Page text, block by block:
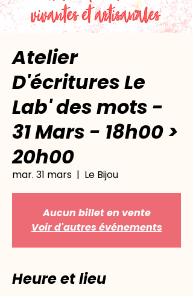
Atelier
D'écritures Le
Lab' des mots -
31 Mars - 18h00 >
20h00
mar. 31 mars
  |
Le Bijou
Aucun billet en vente
Voir d'autres événements
Heure et lieu